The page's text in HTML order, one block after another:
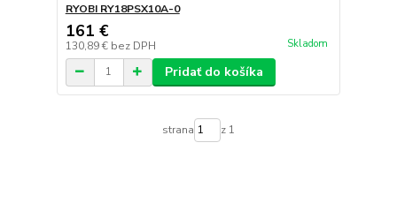
RYOBI RY18PSX10A-0
161 €
130,89 € bez DPH Skladom
Pridať do košíka
strana z 1